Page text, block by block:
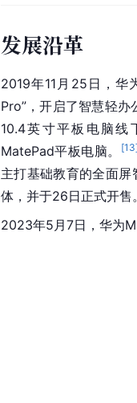
发展沿革
2019年11月25日，华
Pro”，开启了智慧轻办
10.4英寸平板电脑线
MatePad平板电脑。
[13
主打基础教育的全面
体，并于26日正式开售
2023年5月7日，华为